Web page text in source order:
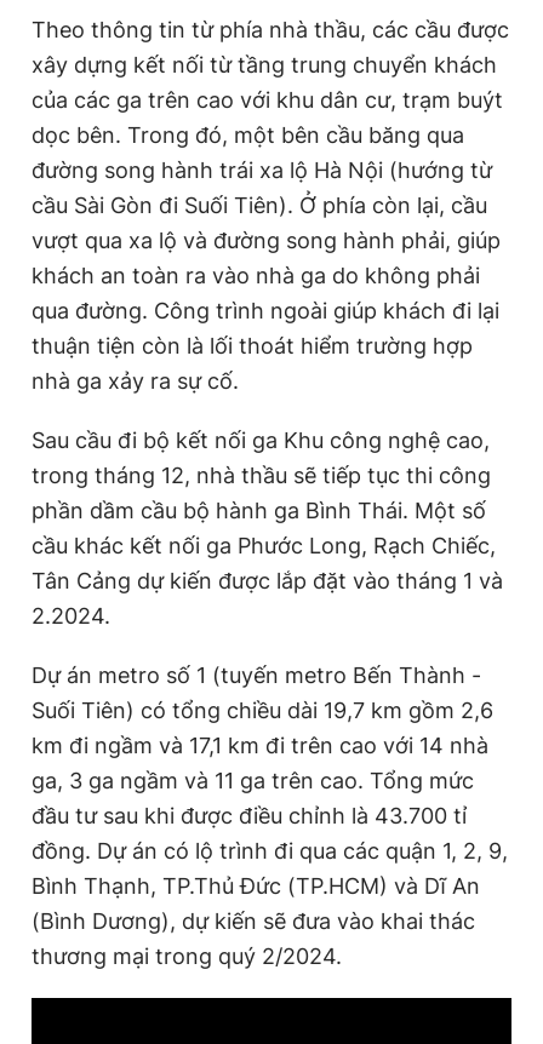
Theo thông tin từ phía nhà thầu, các cầu được
xây dựng kết nối từ tầng trung chuyển khách
của các ga trên cao với khu dân cư, trạm buýt
dọc bên. Trong đó, một bên cầu băng qua
đường song hành trái xa lộ Hà Nội (hướng từ
cầu Sài Gòn đi Suối Tiên). Ở phía còn lại, cầu
vượt qua xa lộ và đường song hành phải, giúp
khách an toàn ra vào nhà ga do không phải
qua đường. Công trình ngoài giúp khách đi lại
thuận tiện còn là lối thoát hiểm trường hợp
nhà ga xảy ra sự cố.
Sau cầu đi bộ kết nối ga Khu công nghệ cao,
trong tháng 12, nhà thầu sẽ tiếp tục thi công
phần dầm cầu bộ hành ga Bình Thái. Một số
cầu khác kết nối ga Phước Long, Rạch Chiếc,
Tân Cảng dự kiến được lắp đặt vào tháng 1 và
2.2024.
Dự án metro số 1 (tuyến metro Bến Thành -
Suối Tiên) có tổng chiều dài 19,7 km gồm 2,6
km đi ngầm và 17,1 km đi trên cao với 14 nhà
ga, 3 ga ngầm và 11 ga trên cao. Tổng mức
đầu tư sau khi được điều chỉnh là 43.700 tỉ
đồng. Dự án có lộ trình đi qua các quận 1, 2, 9,
Bình Thạnh, TP.Thủ Đức (TP.HCM) và Dĩ An
(Bình Dương), dự kiến sẽ đưa vào khai thác
thương mại trong quý 2/2024.